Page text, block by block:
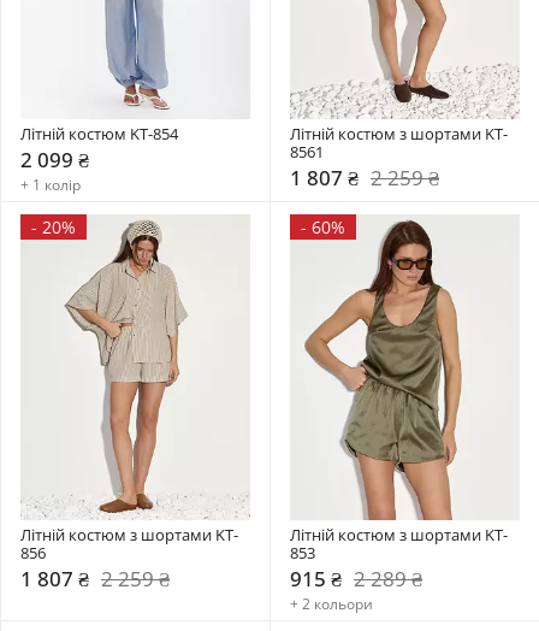
Літній костюм KT-854
2 099 ₴
+ 1 колір
Літній костюм з шортами KT-
8561
1 807 ₴ 2 259 ₴
- 20%
Літній костюм з шортами KT-
856
1 807 ₴ 2 259 ₴
- 60%
Літній костюм з шортами KT-
853
915 ₴ 2 289 ₴
+ 2 кольори